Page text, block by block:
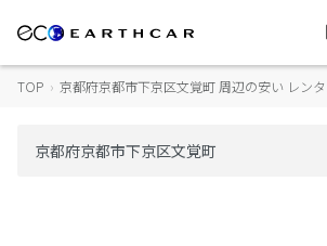
TOP › 京都府京都市下京区文覚町 周辺の安い レン